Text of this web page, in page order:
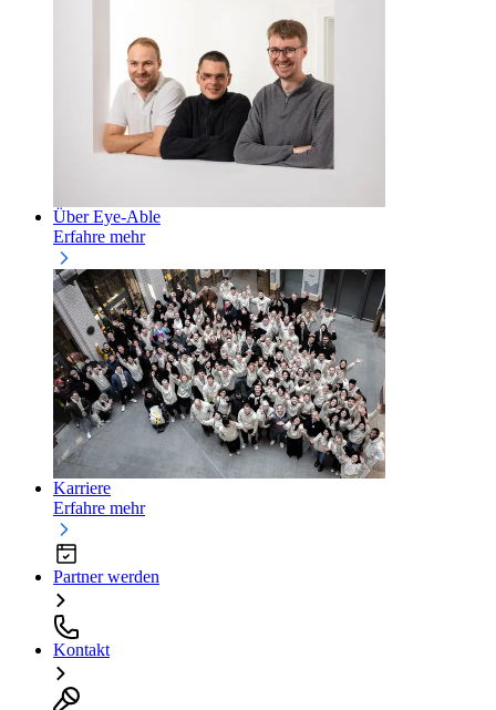
Über Eye-Able
Erfahre mehr
Karriere
Erfahre mehr
Partner werden
Kontakt